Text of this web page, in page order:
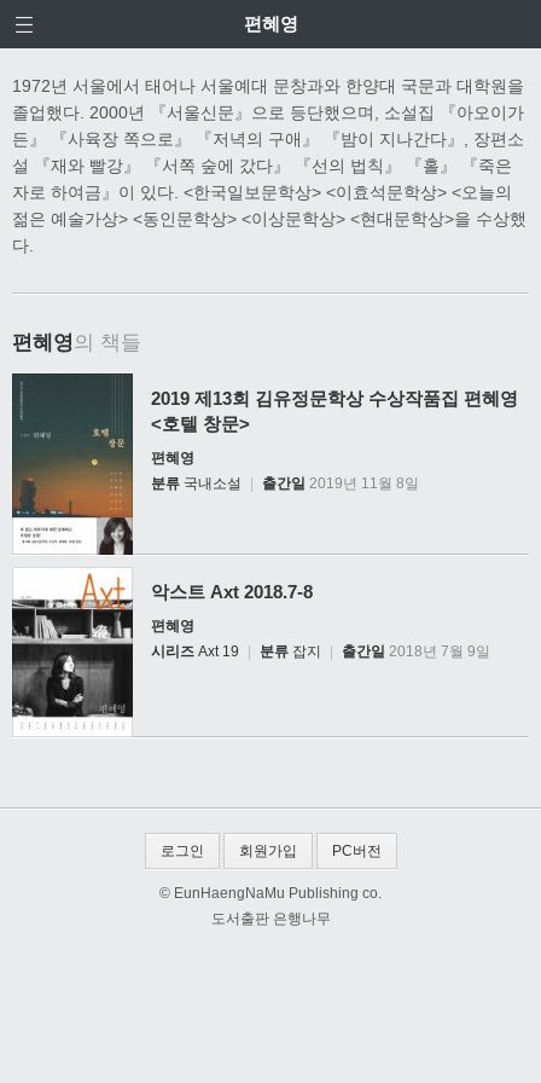
편혜영
1972년 서울에서 태어나 서울예대 문창과와 한양대 국문과 대학원을
졸업했다. 2000년 『서울신문』으로 등단했으며, 소설집 『아오이가
든』 『사육장 쪽으로』 『저녁의 구애』 『밤이 지나간다』, 장편소
설 『재와 빨강』 『서쪽 숲에 갔다』 『선의 법칙』 『홀』 『죽은
자로 하여금』이 있다. <한국일보문학상> <이효석문학상> <오늘의
젊은 예술가상> <동인문학상> <이상문학상> <현대문학상>을 수상했
다.
편혜영의 책들
2019 제13회 김유정문학상 수상작품집 편혜영
<호텔 창문>
편혜영
분류 국내소설 출간일 2019년 11월 8일
악스트 Axt 2018.7-8
편혜영
시리즈 Axt 19 분류 잡지 출간일 2018년 7월 9일
로그인 회원가입 PC버전
© EunHaengNaMu Publishing co.
도서출판 은행나무